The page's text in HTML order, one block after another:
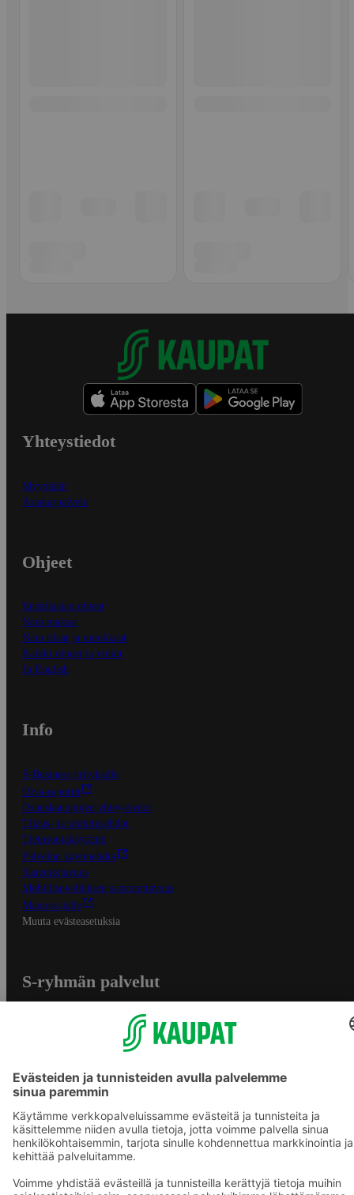
Yhteystiedot
Myymälät
Asiakaspalvelu
Ohjeet
Ensitilaajan ohjeet
Näin maksat
Näin tilaat ja muokkaat
Kaikki ohjeet ja vinkit
In English
Info
S-Business yrityksille
Oiva-raportit
Osuuskauppojen yhteystiedot
Tilaus- ja toimitusehdot
Tietosuojakäytäntö
Palvelun käyttöehdot
Saavutettavuus
Mobiilisovelluksen saavutettavuus
Mainostajalle
Muuta evästeasetuksia
S-ryhmän palvelut
S-ostoslista -sovellus
Prisma.fi
Sokos.fi
S-Pankki
Yhteishyvä
Sokos Hotels
Raflaamo